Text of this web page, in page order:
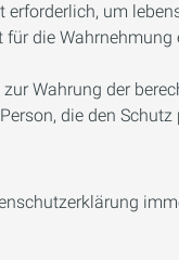
erforderlich, um
für die
Wahrung der
die den